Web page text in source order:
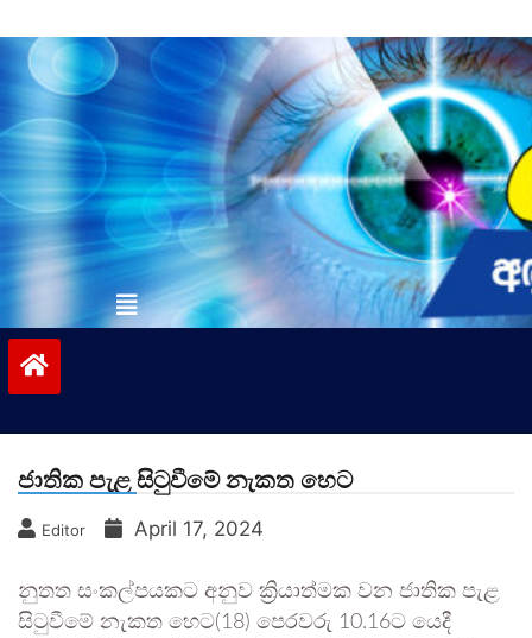
to
contentvinivida.lk
ජාතික පැළ සිටුවීමේ නැකත හෙට
Editor April 17, 2024
නුතත සංකල්පයකට අනුව ක්‍රියාත්මක වන ජාතික පැළ
සිටුවීමේ නැකත හෙට(18) පෙරවරු 10.16ට යෙදී